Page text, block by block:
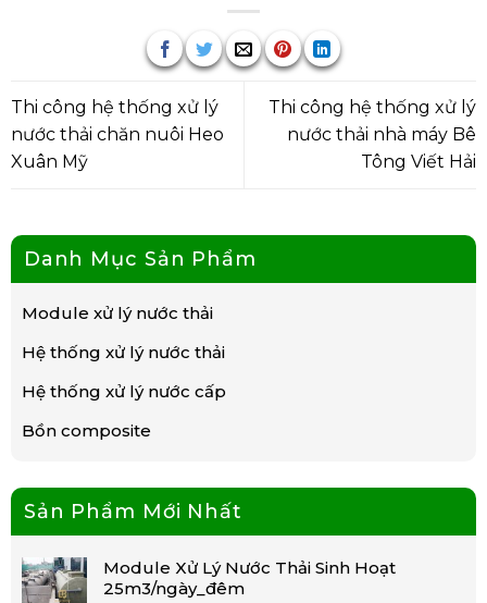
Thi công hệ thống xử lý
nước thải chăn nuôi Heo
Xuân Mỹ
Thi công hệ thống xử lý
nước thải nhà máy Bê
Tông Viết Hải
Danh Mục Sản Phẩm
Module xử lý nước thải
Hệ thống xử lý nước thải
Hệ thống xử lý nước cấp
Bồn composite
Sản Phẩm Mới Nhất
Module Xử Lý Nước Thải Sinh Hoạt
25m3/ngày_đêm